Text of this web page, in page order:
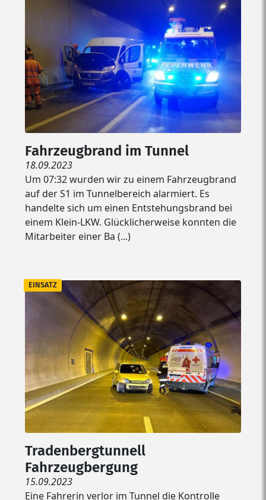
Fahrzeugbrand im Tunnel
18.09.2023
Um 07:32 wurden wir zu einem Fahrzeugbrand
auf der S1 im Tunnelbereich alarmiert. Es
handelte sich um einen Entstehungsbrand bei
einem Klein-LKW. Glücklicherweise konnten die
Mitarbeiter einer Ba (...)
Tradenbergtunnell
Fahrzeugbergung
15.09.2023
Eine Fahrerin verlor im Tunnel die Kontrolle
EINSATZ